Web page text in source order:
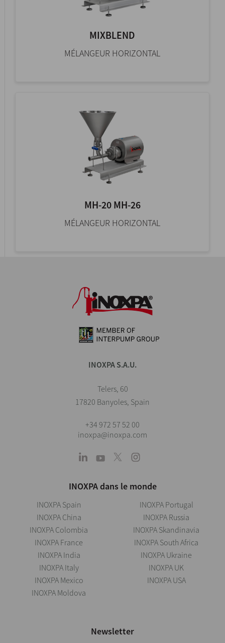
MIXBLEND
MÉLANGEUR HORIZONTAL
MH-20 MH-26
MÉLANGEUR HORIZONTAL
INOXPA S.A.U.
Telers, 60
17820 Banyoles, Spain
+34 972 57 52 00
inoxpa@inoxpa.com
INOXPA dans le monde
INOXPA Spain
INOXPA China
INOXPA Colombia
INOXPA France
INOXPA India
INOXPA Italy
INOXPA Mexico
INOXPA Moldova
INOXPA Portugal
INOXPA Russia
INOXPA Skandinavia
INOXPA South Africa
INOXPA Ukraine
INOXPA UK
INOXPA USA
Newsletter